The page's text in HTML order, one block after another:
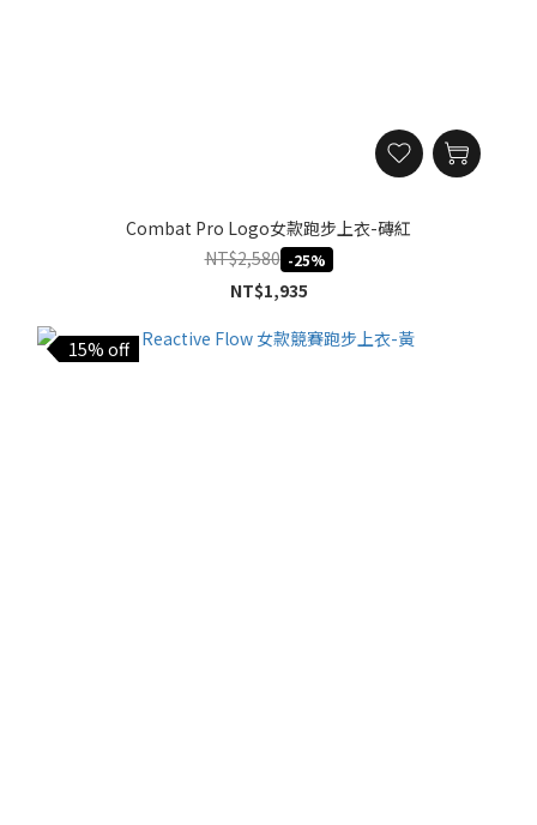
Combat Pro Logo女款跑步上衣-磚紅
NT$2,580 -25%
NT$1,935
15% off